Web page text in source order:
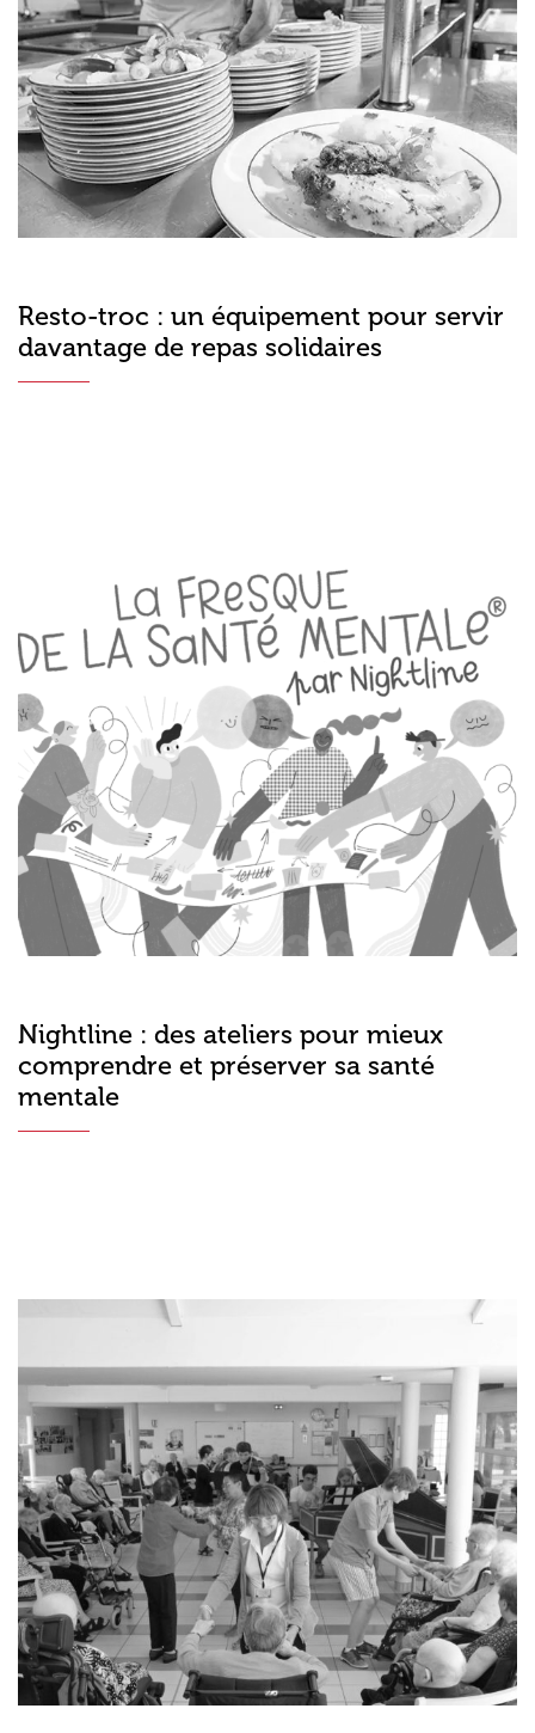
Resto-troc : un équipement pour servir
davantage de repas solidaires
Nightline : des ateliers pour mieux
comprendre et préserver sa santé
mentale